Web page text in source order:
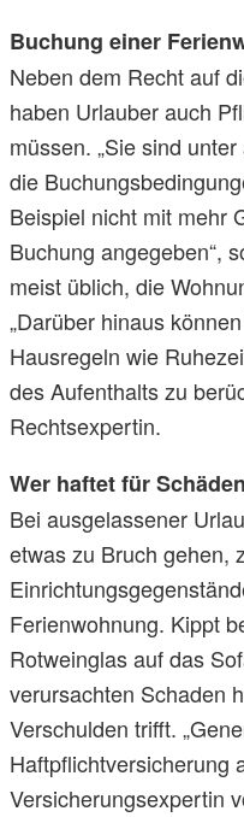
Buchung einer
Neben dem Recht auf
haben Urlauber auch
müssen. „Sie sind
die
Beispiel nicht mit mehr
Buchung angegeben“,
meist üblich, die
„Darüber hinaus
Hausregeln wie
des Aufenthalts zu
Rechtsexpertin.
Wer haftet für
Bei ausgelassener
etwas zu Bruch gehen,
Ferienwohnung. Kippt
Rotweinglas auf das
verursachten Schaden
Verschulden trifft.
Haftpflichtversicherung
Versicherungsexpertin